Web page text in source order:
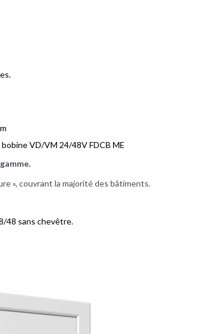
VD/VM 24/48V FDCB ME
», couvrant la majorité des bâtiments.
48 sans chevêtre.